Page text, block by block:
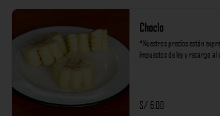
Choclo
*Nuestros precios están
impuestos de ley y recargo al
S/ 6.00